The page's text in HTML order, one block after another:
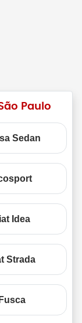
Paulo
Sedan
Idea
Strada
Fusca